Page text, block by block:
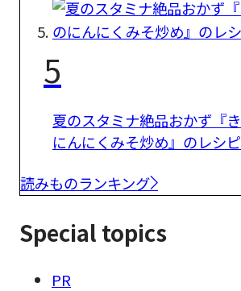
5
夏のスタミナ絶品おかず『
にんにくみそ炒め』のレシピ
読みものランキング
Special topics
PR